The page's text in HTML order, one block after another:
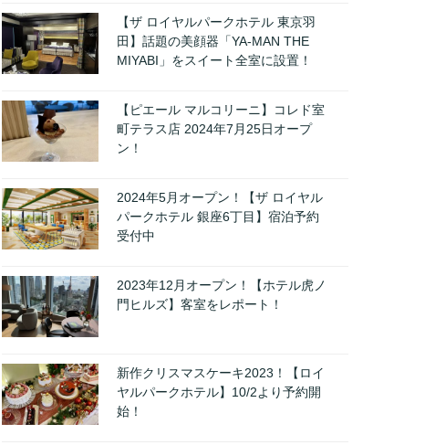
【ザ ロイヤルパークホテル 東京羽
田】話題の美顔器「YA-MAN THE
MIYABI」をスイート全室に設置！
【ピエール マルコリーニ】コレド室
町テラス店 2024年7月25日オープ
ン！
2024年5月オープン！【ザ ロイヤル
パークホテル 銀座6丁目】宿泊予約
受付中
2023年12月オープン！【ホテル虎ノ
門ヒルズ】客室をレポート！
新作クリスマスケーキ2023！【ロイ
ヤルパークホテル】10/2より予約開
始！